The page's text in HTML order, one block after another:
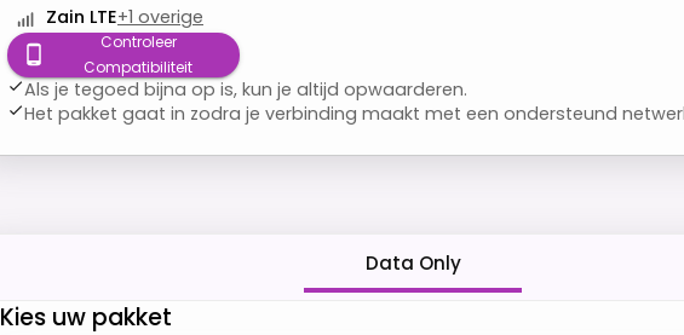
Zain LTE+1 overige
Controleer
Compatibiliteit
Als je tegoed bijna op is, kun je altijd opwaarderen.
Het pakket gaat in zodra je verbinding maakt met een ondersteund
Data Only
Kies uw pakket